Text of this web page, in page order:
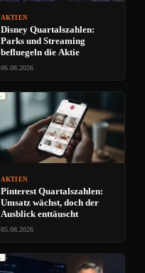
AKTIEN
Disney Quartalszahlen:
Parks und Streaming
befluegeln die Aktie
06.08.2026
AKTIEN
Pinterest Quartalszahlen:
Umsatz wächst, doch der
Ausblick enttäuscht
05.08.2026